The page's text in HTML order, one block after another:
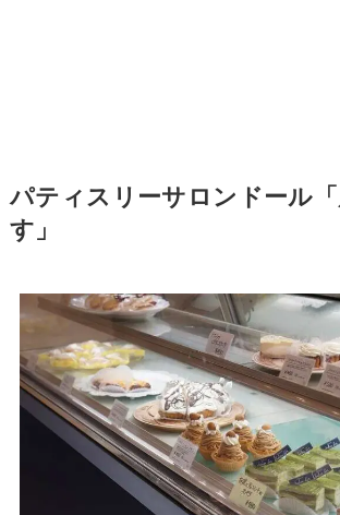
パティスリーサロンドール「
す」